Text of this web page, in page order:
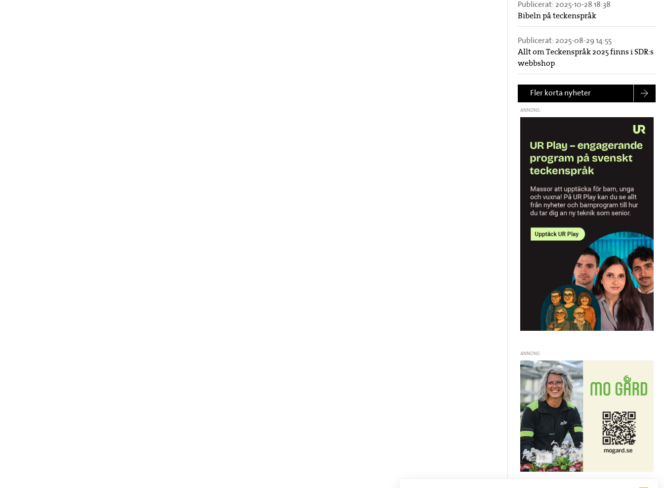
Publicerat: 2025-10-28 18:38
Bibeln på teckenspråk
Publicerat: 2025-08-29 14:55
Allt om Teckenspråk 2025 finns i SDR:s
webbshop
Fler korta nyheter
ANNONS:
ANNONS: